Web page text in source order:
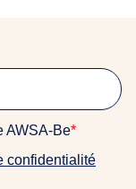
AWSA-Be*
confidentialité